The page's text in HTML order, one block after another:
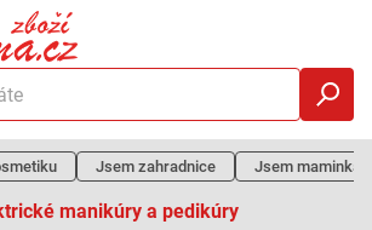
Jsem zahradnice Jsem maminka
manikúry a pedikúry